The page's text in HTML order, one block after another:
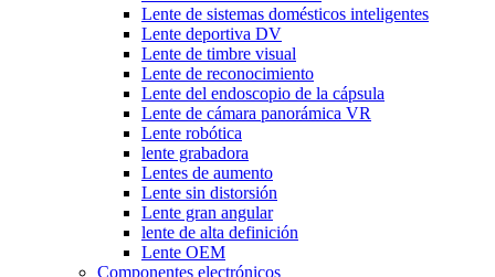
Lente de sistemas domésticos inteligentes
Lente deportiva DV
Lente de timbre visual
Lente de reconocimiento
Lente del endoscopio de la cápsula
Lente de cámara panorámica VR
Lente robótica
lente grabadora
Lentes de aumento
Lente sin distorsión
Lente gran angular
lente de alta definición
Lente OEM
Componentes electrónicos